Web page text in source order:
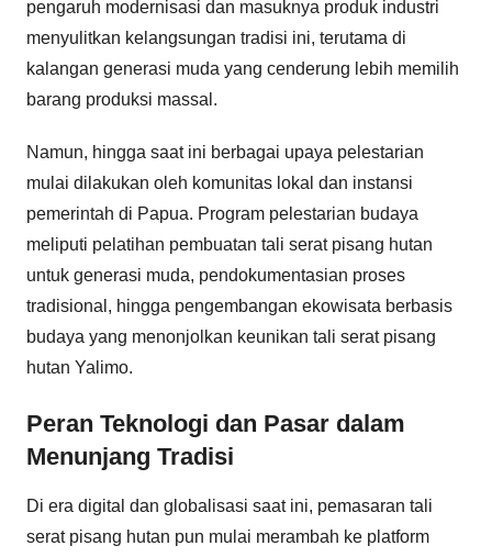
pengaruh modernisasi dan masuknya produk industri
menyulitkan kelangsungan tradisi ini, terutama di
kalangan generasi muda yang cenderung lebih memilih
barang produksi massal.
Namun, hingga saat ini berbagai upaya pelestarian
mulai dilakukan oleh komunitas lokal dan instansi
pemerintah di Papua. Program pelestarian budaya
meliputi pelatihan pembuatan tali serat pisang hutan
untuk generasi muda, pendokumentasian proses
tradisional, hingga pengembangan ekowisata berbasis
budaya yang menonjolkan keunikan tali serat pisang
hutan Yalimo.
Peran Teknologi dan Pasar dalam
Menunjang Tradisi
Di era digital dan globalisasi saat ini, pemasaran tali
serat pisang hutan pun mulai merambah ke platform